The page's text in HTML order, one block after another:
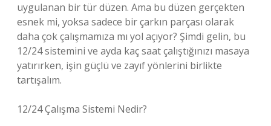
uygulanan bir tür düzen. Ama bu düzen gerçekten
esnek mi, yoksa sadece bir çarkın parçası olarak
daha çok çalışmamıza mı yol açıyor? Şimdi gelin, bu
12/24 sistemini ve ayda kaç saat çalıştığınızı masaya
yatırırken, işin güçlü ve zayıf yönlerini birlikte
tartışalım.
12/24 Çalışma Sistemi Nedir?